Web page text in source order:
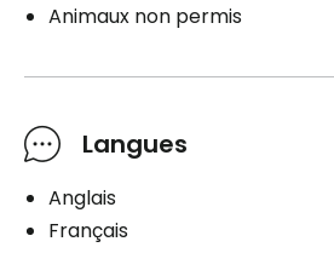
Animaux non permis
Langues
Anglais
Français